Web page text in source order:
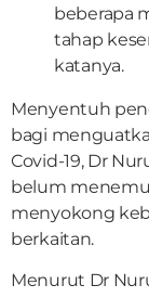
beberapa
tahap
katanya.
Menyentuh
bagi
Covid-19, Dr
belum
menyokong
berkaitan.
Menurut Dr